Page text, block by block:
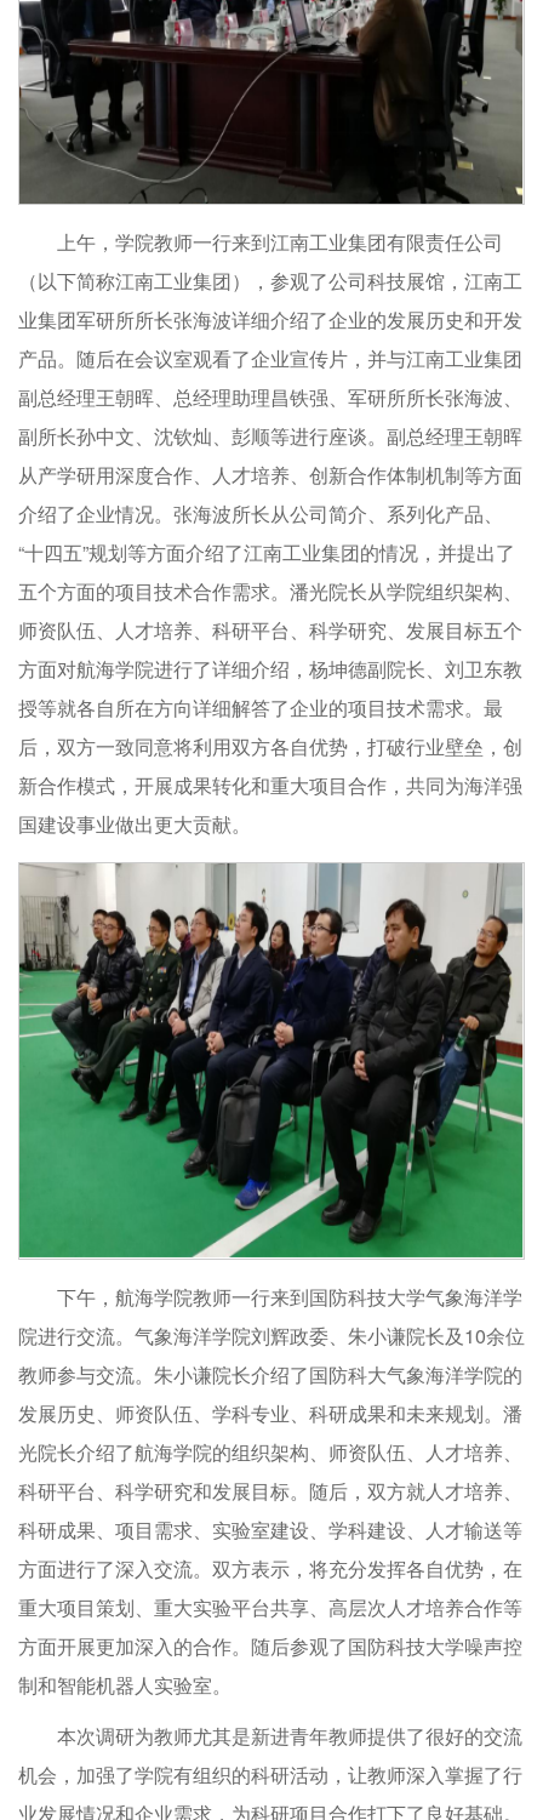
上午，学院教师一行来到江南工业集团有限责任公司
（以下简称江南工业集团），参观了公司科技展馆，江南工
业集团军研所所长张海波详细介绍了企业的发展历史和开发
产品。随后在会议室观看了企业宣传片，并与江南工业集团
副总经理王朝晖、总经理助理昌铁强、军研所所长张海波、
副所长孙中文、沈钦灿、彭顺等进行座谈。副总经理王朝晖
从产学研用深度合作、人才培养、创新合作体制机制等方面
介绍了企业情况。张海波所长从公司简介、系列化产品、
“十四五”规划等方面介绍了江南工业集团的情况，并提出了
五个方面的项目技术合作需求。潘光院长从学院组织架构、
师资队伍、人才培养、科研平台、科学研究、发展目标五个
方面对航海学院进行了详细介绍，杨坤德副院长、刘卫东教
授等就各自所在方向详细解答了企业的项目技术需求。最
后，双方一致同意将利用双方各自优势，打破行业壁垒，创
新合作模式，开展成果转化和重大项目合作，共同为海洋强
国建设事业做出更大贡献。
下午，航海学院教师一行来到国防科技大学气象海洋学
院进行交流。气象海洋学院刘辉政委、朱小谦院长及10余位
教师参与交流。朱小谦院长介绍了国防科大气象海洋学院的
发展历史、师资队伍、学科专业、科研成果和未来规划。潘
光院长介绍了航海学院的组织架构、师资队伍、人才培养、
科研平台、科学研究和发展目标。随后，双方就人才培养、
科研成果、项目需求、实验室建设、学科建设、人才输送等
方面进行了深入交流。双方表示，将充分发挥各自优势，在
重大项目策划、重大实验平台共享、高层次人才培养合作等
方面开展更加深入的合作。随后参观了国防科技大学噪声控
制和智能机器人实验室。
本次调研为教师尤其是新进青年教师提供了很好的交流
机会，加强了学院有组织的科研活动，让教师深入掌握了行
业发展情况和企业需求，为科研项目合作打下了良好基础。